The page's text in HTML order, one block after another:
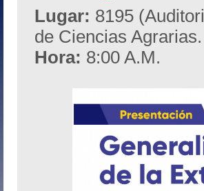
Lugar: 8195
de Ciencias
Hora: 8:00 A.M.